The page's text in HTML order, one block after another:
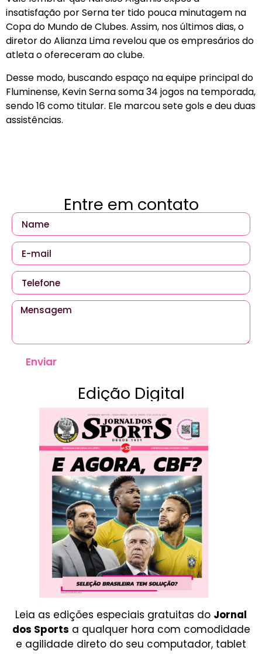
insatisfação por Serna ter tido pouca minutagem na
Copa do Mundo de Clubes. Assim, nos últimos dias, o
diretor do Alianza Lima revelou que os empresários do
atleta o ofereceram ao clube.
Desse modo, buscando espaço na equipe principal do
Fluminense, Kevin Serna soma 34 jogos na temporada,
sendo 16 como titular. Ele marcou sete gols e deu duas
assistências.
Entre em contato
Enviar
Edição Digital
Leia as edições especiais gratuitas do Jornal
dos Sports a qualquer hora com comodidade
e agilidade direto do seu computador, tablet